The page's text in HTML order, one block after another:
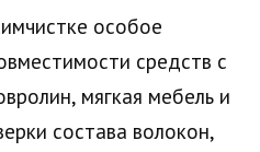
особое
средств с
мягкая мебель и
состава волокон,